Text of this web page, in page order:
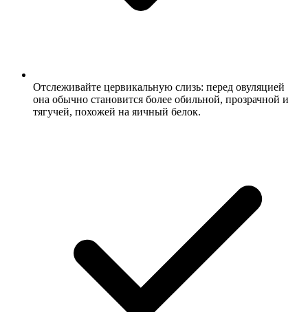
Отслеживайте цервикальную слизь: перед овуляцией
она обычно становится более обильной, прозрачной и
тягучей, похожей на яичный белок.